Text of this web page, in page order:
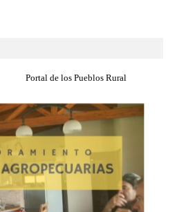
Portal de los Pueblos Rural